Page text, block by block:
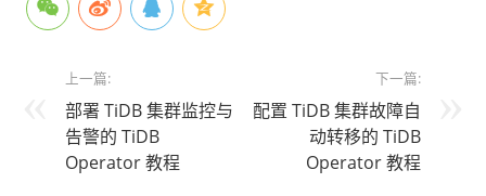
上一篇:
部署 TiDB 集群监控与
告警的 TiDB
Operator 教程
下一篇:
配置 TiDB 集群故障自
动转移的 TiDB
Operator 教程